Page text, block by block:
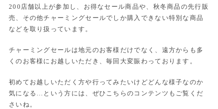
200店舗以上が参加し、お得なセール商品や、秋冬商品の先行販
売、その他チャーミングセールでしか購入できない特別な商品
などを取り扱っています。
チャーミングセールは地元のお客様だけでなく、遠方からも多
くのお客様にお越しいただき、毎回大変賑わっております。
初めてお越しいただく方や行ってみたいけどどんな様子なのか
気になる…という方には、ぜひこちらのコンテンツもご覧くだ
さいね。